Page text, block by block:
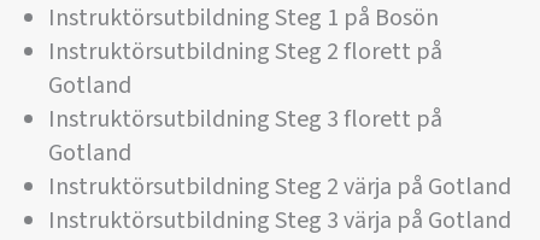
Instruktörsutbildning Steg 1 på Bosön
Instruktörsutbildning Steg 2 florett på
Gotland
Instruktörsutbildning Steg 3 florett på
Gotland
Instruktörsutbildning Steg 2 värja på Gotland
Instruktörsutbildning Steg 3 värja på Gotland